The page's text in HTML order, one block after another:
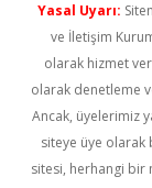
Yasal Uyarı:
ve İletişim
olarak hizmet
olarak denetleme
Ancak, üyelerimiz
siteye üye olarak
sitesi, herhangi bir